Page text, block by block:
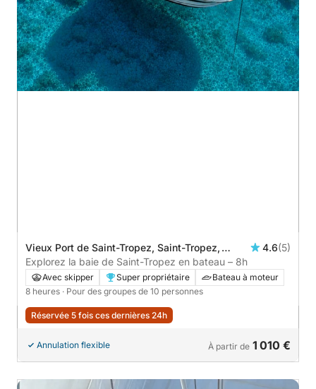
Vieux Port de Saint-Tropez, Saint-Tropez,
France
4.6(5)
Explorez la baie de Saint-Tropez en bateau – 8h
Avec skipper Super propriétaire
Bateau à moteur
8 heures · Pour des groupes de 10 personnes
Réservée 5 fois ces dernières 24h
Annulation flexible À partir de 1 010 €